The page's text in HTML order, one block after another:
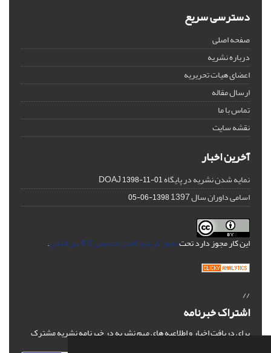
دسترسی سریع
صفحه اصلی
درباره نشریه
اعضای هیات تحریریه
ارسال مقاله
تماس با ما
نقشه سایت
آخرین اخبار
نمایه شدن نشریه در پایگاه DOAJ1398-11-01
اسامی داوران سال 1397 1398-06-05
این کار مجوز دارد تحتمجوز کریتیو کامنز تخصیص 4.0 بین‌المللی .
//
اشتراک خبرنامه
برای دریافت اخبار و اطلاعیه های مهم نشریه در خبرنامه نشریه مشترک